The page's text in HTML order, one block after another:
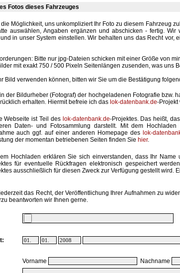
Fotos dieses Fahrzeuges
die Möglichkeit, uns unkompliziert Ihr Foto zu diesem Fahrzeug
auswählen, Angaben ergänzen und abschicken - fertig.
in unser System einstellen. Wir behalten uns das Recht vor,
Bitte nur jpg-Dateien schicken mit einer Größe von
mit exakt 750 / 500 Pixeln Seitenlängen zusenden, was uns
Bild verwenden können, bitten wir Sie um die Bestätigung
der Bildurheber (Fotograf) der hochgeladenen Fotografie bzw.
erhalten. Hiermit befreie ich das lok-datenbank.de-Projekt
Webseite ist Teil des lok-datenbank.de-Projektes. Das heißt,
Daten- und Fotosammlung darstellt. Mit dem
auch ggf. auf einer anderen Homepage des lok-
der momentan betriebenen Seiten finden Sie hier.
Hochladen erklären Sie sich einverstanden, dass Ihr
für eventuelle Rückfragen elektronisch gespeichert
ausschließlich für diesen Zweck zur Verfügung gestellt wird.
das Recht, der Veröffentlichung Ihrer Aufnahmen zu
beantworten wir Ihnen gerne.
Vorname
Nachname